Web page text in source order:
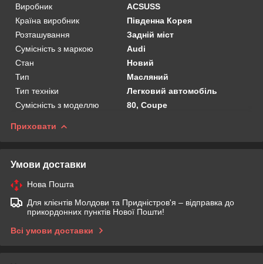
Виробник
ACSUSS
Країна виробник
Південна Корея
Розташування
Задній міст
Сумісність з маркою
Audi
Стан
Новий
Тип
Масляний
Тип техніки
Легковий автомобіль
Сумісність з моделлю
80, Coupe
Приховати
Умови доставки
Нова Пошта
Для клієнтів Молдови та Придністров'я – відправка до
прикордонних пунктів Нової Пошти!
Всі умови доставки